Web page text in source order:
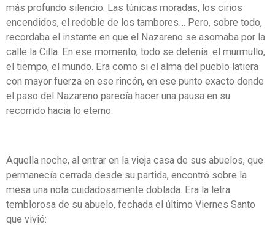
más profundo silencio. Las túnicas moradas, los cirios
encendidos, el redoble de los tambores… Pero, sobre todo,
recordaba el instante en que el Nazareno se asomaba por la
calle la Cilla. En ese momento, todo se detenía: el murmullo,
el tiempo, el mundo. Era como si el alma del pueblo latiera
con mayor fuerza en ese rincón, en ese punto exacto donde
el paso del Nazareno parecía hacer una pausa en su
recorrido hacia lo eterno.
Aquella noche, al entrar en la vieja casa de sus abuelos, que
permanecía cerrada desde su partida, encontró sobre la
mesa una nota cuidadosamente doblada. Era la letra
temblorosa de su abuelo, fechada el último Viernes Santo
que vivió: